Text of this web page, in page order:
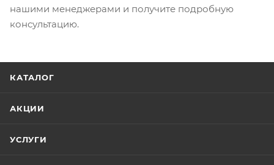
нашими менеджерами и получите подробную
консультацию.
КАТАЛОГ
АКЦИИ
УСЛУГИ